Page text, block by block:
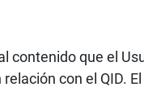
contenido que el
con el QID.